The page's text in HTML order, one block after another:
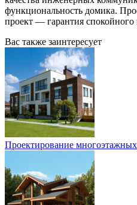
функциональность домика.
проект — гарантия спокойного
Вас также заинтересует
Проектирование